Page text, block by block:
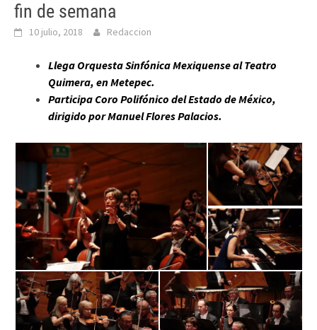
fin de semana
10 julio, 2018 Redaccion
Llega Orquesta Sinfónica Mexiquense al Teatro
Quimera, en Metepec.
Participa Coro Polifónico del Estado de México,
dirigido por Manuel Flores Palacios.